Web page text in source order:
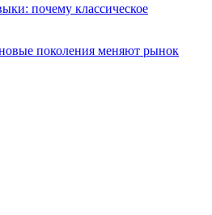
почему классическое
поколения меняют рынок